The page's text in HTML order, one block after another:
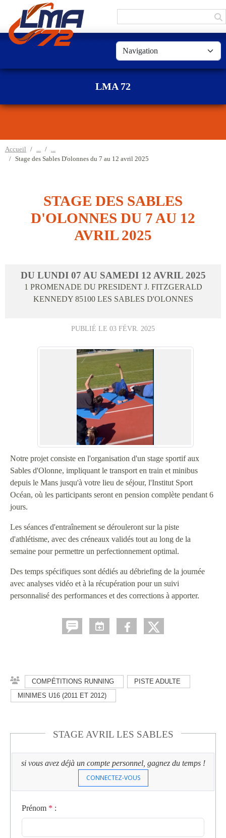
LMA 72
Accueil
Stage des Sables D'olonnes du 7 au 12 avril 2025
STAGE DES SABLES
D'OLONNES DU 7 AU 12
AVRIL 2025
DU LUNDI 07 AU SAMEDI 12 AVRIL 2025
1 PROMENADE DU PRESIDENT J. FITZGERALD
KENNEDY 85100 LES SABLES D'OLONNES
PUBLIÉ LE 03 FÉVR. 2025
Notre projet consiste en l'organisation d'un stage sportif aux
Sables d'Olonne, impliquant le transport en train et minibus
depuis le Mans jusqu'à votre lieu de séjour, l'Institut Sport
Océan, où les participants seront en pension complète pendant 6
jours.
Les séances d'entraînement se dérouleront sur la piste
d'athlétisme, avec des créneaux validés tout au long de la
semaine pour permettre un perfectionnement optimal.
Des temps spécifiques sont dédiés au débriefing de la journée
avec analyses vidéo et à la récupération pour un suivi
personnalisé des performances et des corrections à apporter.
COMPÉTITIONS RUNNING
PISTE ADULTE
MINIMES U16 (2011 ET 2012)
STAGE AVRIL LES SABLES
si vous avez déjà un compte personnel, gagnez du temps !
CONNECTEZ-VOUS
Prénom * :
Panneau de gestion des cookies